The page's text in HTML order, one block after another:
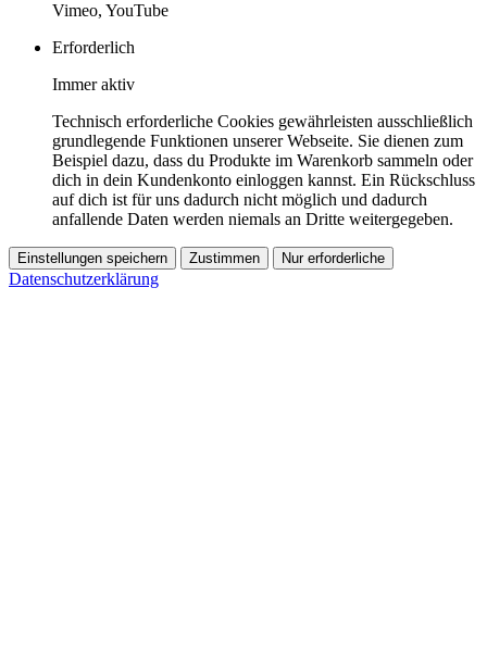
Vimeo, YouTube
Erforderlich
Immer aktiv
Technisch erforderliche Cookies gewährleisten ausschließlich
grundlegende Funktionen unserer Webseite. Sie dienen zum
Beispiel dazu, dass du Produkte im Warenkorb sammeln oder
dich in dein Kundenkonto einloggen kannst. Ein Rückschluss
auf dich ist für uns dadurch nicht möglich und dadurch
anfallende Daten werden niemals an Dritte weitergegeben.
Einstellungen speichern Zustimmen Nur erforderliche
Datenschutzerklärung